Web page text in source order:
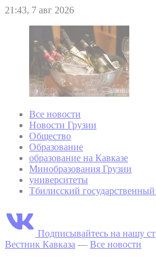
21:43, 7 авг 2026
Все новости
Новости Грузии
Общество
Образование
образование на Кавказе
Минобразования Грузии
университеты
Тбилисский
Подписывайтесь на нашу
Вестник Кавказа — Все новости